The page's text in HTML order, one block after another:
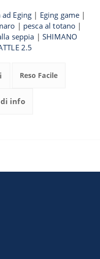
ad Eging | Eging game |
| pesca al totano |
seppia |SHIMANO
2.5
Reso Facile
info